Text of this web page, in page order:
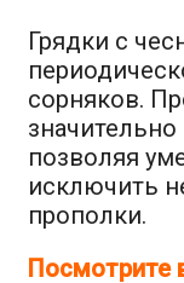
Грядки с
сорняков.
значительно
позволяя
исключить
прополки.
Посмотрите